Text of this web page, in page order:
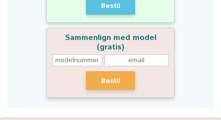
Bestil
Sammenlign med model
(gratis)
Bestil